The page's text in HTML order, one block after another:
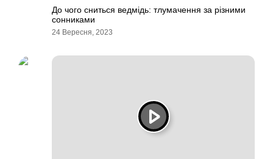
До чого сниться ведмідь: тлумачення за різними
сонниками
24 Вересня, 2023